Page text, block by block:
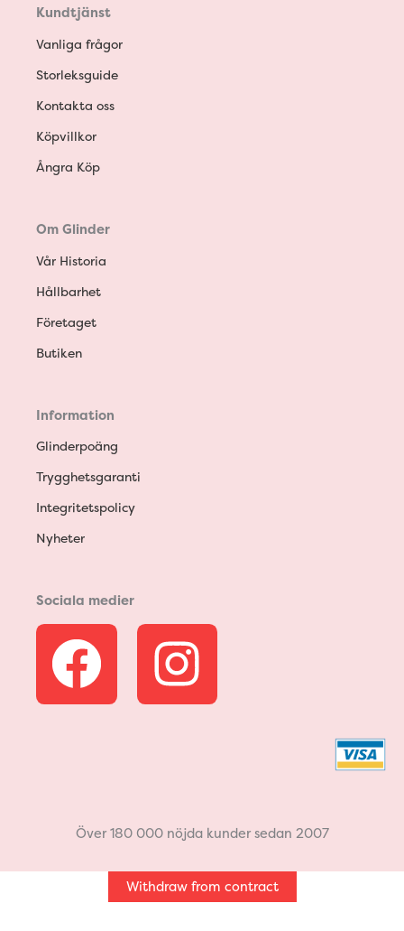
Kundtjänst
Vanliga frågor
Storleksguide
Kontakta oss
Köpvillkor
Ångra Köp
Om Glinder
Vår Historia
Hållbarhet
Företaget
Butiken
Information
Glinderpoäng
Trygghetsgaranti
Integritetspolicy
Nyheter
Sociala medier
F
a
b
o
I
n
a
g
Över 180 000 nöjda kunder sedan 2007
Withdraw from contract